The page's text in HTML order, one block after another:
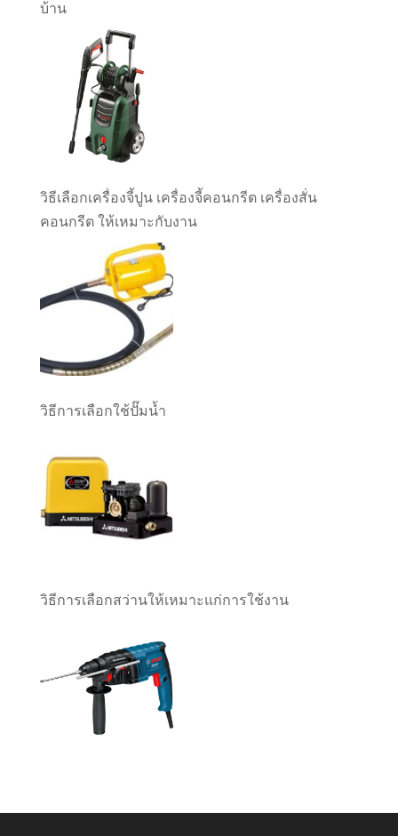
บ้าน
วิธีเลือกเครื่องจี้ปูน เครื่องจี้คอนกรีต เครื่องสั่น
คอนกรีต ให้เหมาะกับงาน
วิธีการเลือกใช้ปั๊มน้ำ
วิธีการเลือกสว่านให้เหมาะแก่การใช้งาน